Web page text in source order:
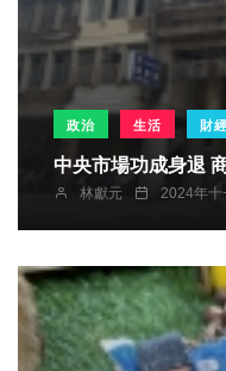
政治 生活 財
中
林獻元 2024年十